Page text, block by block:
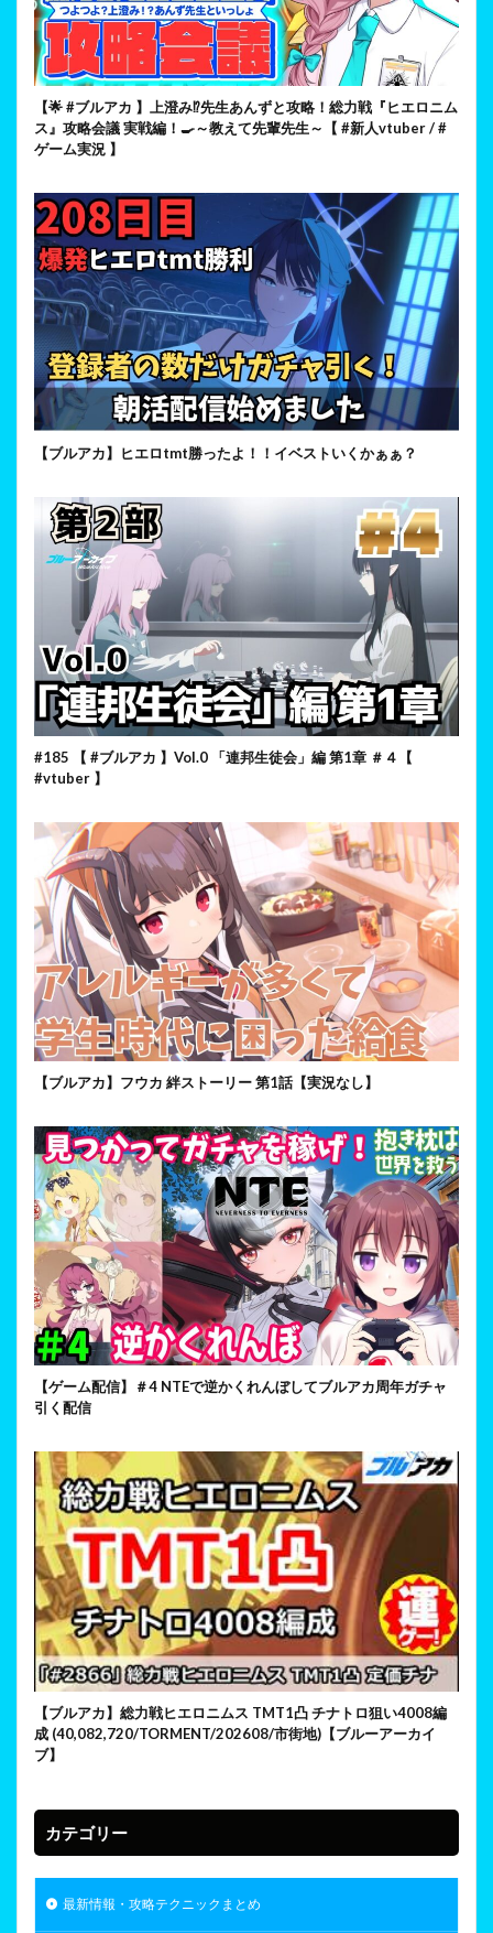
【🌟 #ブルアカ 】上澄み⁉先生あんずと攻略！総力戦『ヒエロニム
ス』攻略会議 実戦編！🍳～教えて先輩先生～【 #新人vtuber / #
ゲーム実況 】
【ブルアカ】ヒエロtmt勝ったよ！！イベストいくかぁぁ？
#185 【 #ブルアカ 】Vol.0 「連邦生徒会」編 第1章 ＃４【
#vtuber 】
【ブルアカ】フウカ 絆ストーリー 第1話【実況なし】
【ゲーム配信】＃4 NTEで逆かくれんぼしてブルアカ周年ガチャ
引く配信
【ブルアカ】総力戦ヒエロニムス TMT1凸 チナトロ狙い4008編
成 (40,082,720/TORMENT/202608/市街地)【ブルーアーカイ
ブ】
カテゴリー
最新情報・攻略テクニックまとめ